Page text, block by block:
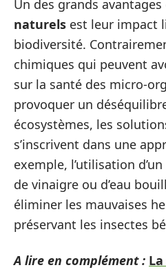
Un des grands avantages
naturels est leur impact
biodiversité.
chimiques qui peuvent
sur la santé des micro-
provoquer un
écosystèmes, les
s’inscrivent dans une
exemple, l’utilisation d’un
de vinaigre ou d’eau
éliminer les mauvaises
préservant les insectes
A lire en complément :